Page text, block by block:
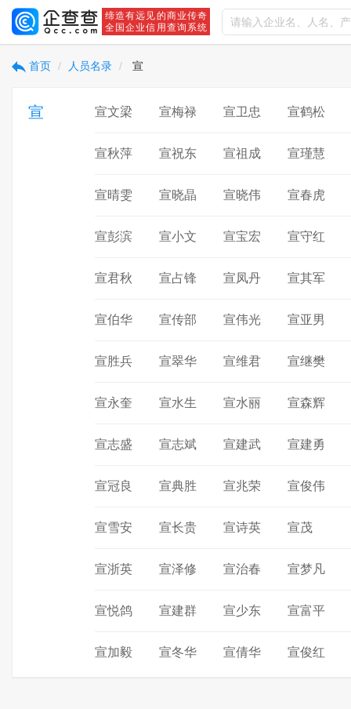
缔造有远见的商业传奇
全国企业信用查询系统
首页 人员名录 宣
宣 宣文梁 宣梅禄 宣卫忠 宣鹤松
宣秋萍 宣祝东 宣祖成 宣瑾慧
宣晴雯 宣晓晶 宣晓伟 宣春虎
宣彭滨 宣小文 宣宝宏 宣守红
宣君秋 宣占锋 宣凤丹 宣其军
宣伯华 宣传部 宣伟光 宣亚男
宣胜兵 宣翠华 宣维君 宣继樊
宣永奎 宣水生 宣水丽 宣森辉
宣志盛 宣志斌 宣建武 宣建勇
宣冠良 宣典胜 宣兆荣 宣俊伟
宣雪安 宣长贵 宣诗英 宣茂
宣浙英 宣泽修 宣治春 宣梦凡
宣悦鸽 宣建群 宣少东 宣富平
宣加毅 宣冬华 宣倩华 宣俊红